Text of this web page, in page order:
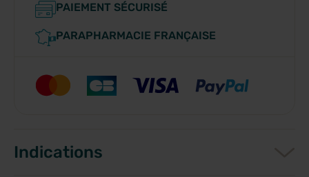
PAIEMENT SÉCURISÉ
PARAPHARMACIE FRANÇAISE
Indications